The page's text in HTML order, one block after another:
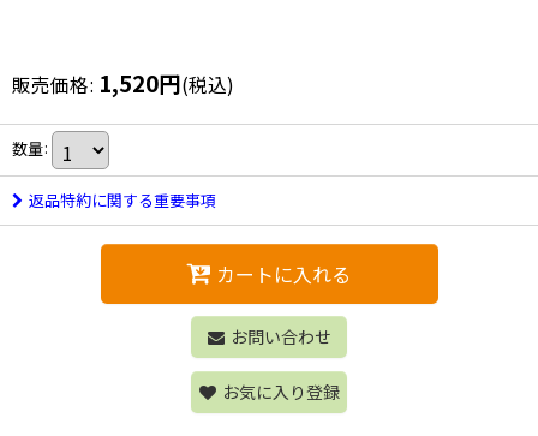
販売価格: 1,520円(税込)
数量:
返品特約に関する重要事項
カートに入れる
お問い合わせ
お気に入り登録